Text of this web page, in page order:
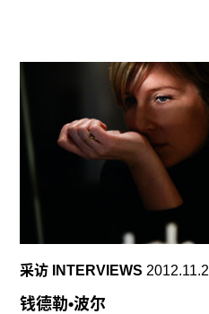
沃特的货币以一种承诺债
着——IOU(期票，或是I
博物馆推出了另外一位备
家的作品，她就是以《玫
66）著称的杰•德费奥（
展览展示了很多不为人知
德费奥之间做一下对比。
这样评价那位年长的遗孀
样，都是受到自然形态的
她一样。”不过，这场展
德费奥作品充沛的个性和
分门别类和标志性风格表
个展览里，这里有她早年
实验，几乎无法容纳下《
子，以及她后来的将硬边
采访 INTERVIEWS
钱德勒•波尔